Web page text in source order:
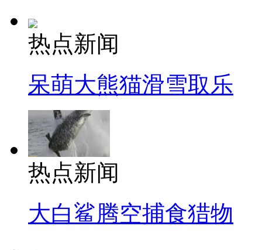
热点新闻
呆萌大熊猫滑雪取乐
热点新闻
大白鲨腾空捕食猎物